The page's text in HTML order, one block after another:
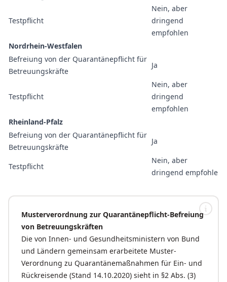
Testpflicht
Nein, aber
dringend
empfohlen
Nordrhein-Westfalen
Befreiung von der Quarantänepflicht für
Betreuungskräfte
Ja
Testpflicht
Nein, aber
dringend
empfohlen
Rheinland-Pfalz
Befreiung von der Quarantänepflicht für
Betreuungskräfte
Ja
Testpflicht
Nein, aber
dringend empfohle
Musterverordnung zur Quarantänepflicht-Befreiung
von Betreuungskräften
Die von Innen- und Gesundheitsministern von Bund
und Ländern gemeinsam erarbeitete Muster-
Verordnung zu Quarantänemaßnahmen für Ein- und
Rückreisende (Stand 14.10.2020) sieht in §2 Abs. (3)